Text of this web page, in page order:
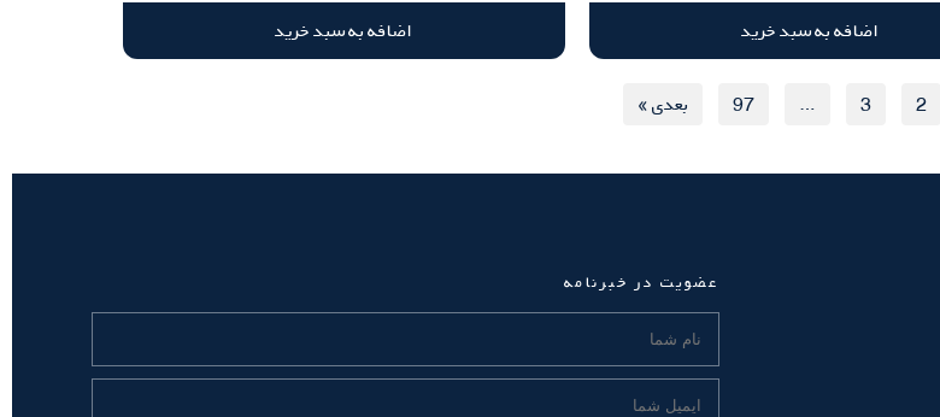
اضافه به سبد خرید
اضافه به سبد خرید
2
3
…
97 بعدی »
عضویت در خبرنامه